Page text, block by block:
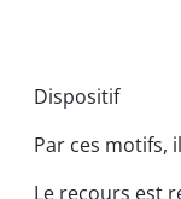
Dispositif
Par ces motifs,
Le recours est